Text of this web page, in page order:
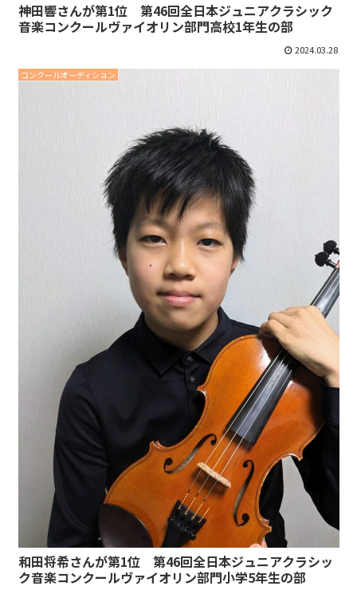
神田響さんが第1位 第46回全日本ジュニアクラシック
音楽コンクールヴァイオリン部門高校1年生の部
2024.03.28
コンクールオーディション
和田将希さんが第1位 第46回全日本ジュニアクラシッ
ク音楽コンクールヴァイオリン部門小学5年生の部